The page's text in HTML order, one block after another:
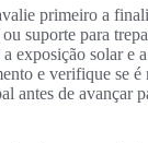
primeiro a
suporte para
exposição solar e
e verifique se é
antes de avançar